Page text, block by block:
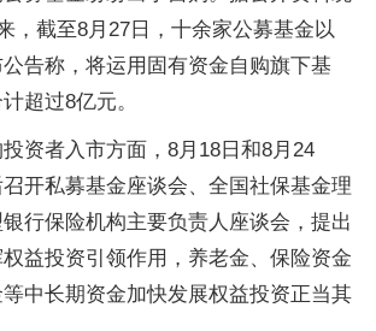
，截至8月27日，十余家公募基金以
告称，将运用固有资金自购旗下基
超过8亿元。
资者入市方面，8月18日和8月24
开私募基金座谈会、全国社保基金理
行保险机构主要负责人座谈会，提出
益投资引领作用，养老金、保险资金
中长期资金加快发展权益投资正当其